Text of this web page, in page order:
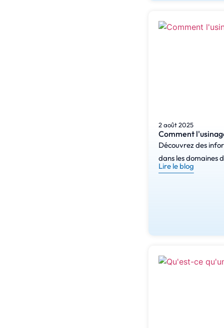
2 août 2025
Comment
Découvrez des
dans les domaines
Lire le blog